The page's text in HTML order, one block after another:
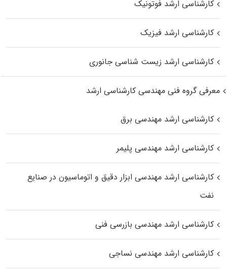
کارشناسی ارشد فوتونیک
کارشناسی ارشد فیزیک
کارشناسی ارشد زیست‌ شناسی جانوری
معرفی گروه فنی مهندسی کارشناسی ارشد
کارشناسی ارشد مهندسی برق
کارشناسی ارشد مهندسی پلیمر
کارشناسی ارشد مهندسی ابزار دقیق و اتوماسیون در صنایع
نفت
کارشناسی ارشد مهندسی بازرسی فنی
کارشناسی ارشد مهندسی نساجی